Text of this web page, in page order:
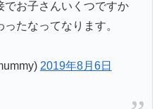
でお子さんいくつですか
たなってなります。
2019年8月6日